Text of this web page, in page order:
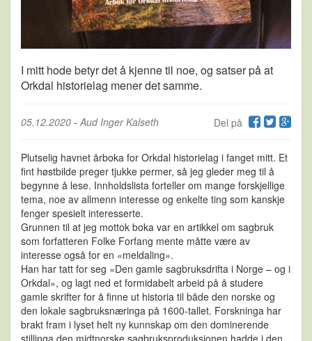
I mitt hode betyr det å kjenne til noe, og satser på at
Orkdal historielag mener det samme.
Del på
05.12.2020 - Aud Inger Kalseth
Plutselig havnet årboka for Orkdal historielag i fanget mitt. Et
fint høstbilde preger tjukke permer, så jeg gleder meg til å
begynne å lese. Innholdslista forteller om mange forskjellige
tema, noe av allmenn interesse og enkelte ting som kanskje
fenger spesielt interesserte.
Grunnen til at jeg mottok boka var en artikkel om sagbruk
som forfatteren Folke Forfang mente måtte være av
interesse også for en «meldaling».
Han har tatt for seg «Den gamle sagbruksdrifta i Norge – og i
Orkdal», og lagt ned et formidabelt arbeid på å studere
gamle skrifter for å finne ut historia til både den norske og
den lokale sagbruksnæringa på 1600-tallet. Forskninga har
brakt fram i lyset helt ny kunnskap om den dominerende
stillinga den midtnorske sagbruksproduksjonen hadde i den